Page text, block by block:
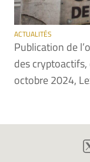
ACTUALITÉS
Publication de
des cryptoactifs,
octobre 2024,